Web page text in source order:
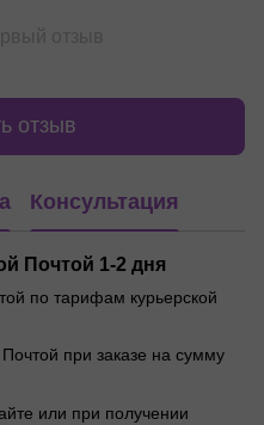
отзыв
Консультация
Почтой 1-2 дня
по тарифам курьерской
при заказе на сумму
или при получении